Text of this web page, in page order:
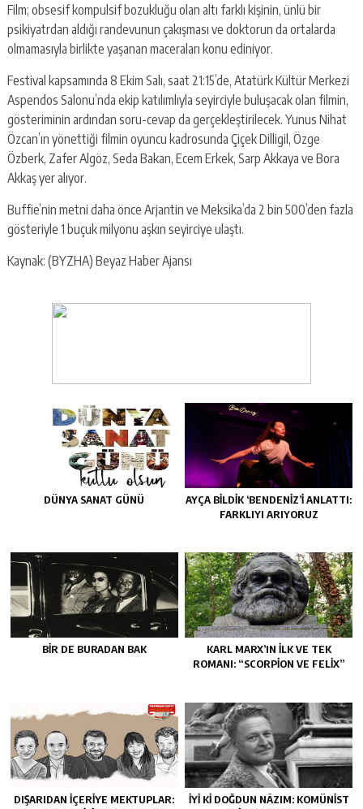
Film; obsesif kompulsif bozukluğu olan altı farklı kişinin, ünlü bir
psikiyatrdan aldığı randevunun çakışması ve doktorun da ortalarda
olmamasıyla birlikte yaşanan maceraları konu ediniyor.
Festival kapsamında 8 Ekim Salı, saat 21:15’de, Atatürk Kültür Merkezi
Aspendos Salonu’nda ekip katılımlıyla seyirciyle buluşacak olan filmin,
gösteriminin ardından soru-cevap da gerçekleştirilecek. Yunus Nihat
Özcan’ın yönettiği filmin oyuncu kadrosunda Çiçek Dilligil, Özge
Özberk, Zafer Algöz, Seda Bakan, Ecem Erkek, Sarp Akkaya ve Bora
Akkaş yer alıyor.
Buffie’nin metni daha önce Arjantin ve Meksika’da 2 bin 500’den fazla
gösteriyle 1 buçuk milyonu aşkın seyirciye ulaştı.
Kaynak: (BYZHA) Beyaz Haber Ajansı
DÜNYA SANAT GÜNÜ
AYÇA BILDIK ‘BENDENIZ’I ANLATTI:
FARKLIYI ARIYORUZ
BIR DE BURADAN BAK
KARL MARX’IN ILK VE TEK
ROMANI: “SCORPION VE FELIX”
DIŞARIDAN IÇERIYE MEKTUPLAR:
İYI KI DOĞDUN NÂZIM: KOMÜNIST